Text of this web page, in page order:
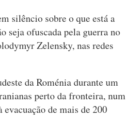
silêncio sobre o que está a
seja ofuscada pela guerra no
Zelensky, nas redes
da Roménia durante um
perto da fronteira, num
de mais de 200